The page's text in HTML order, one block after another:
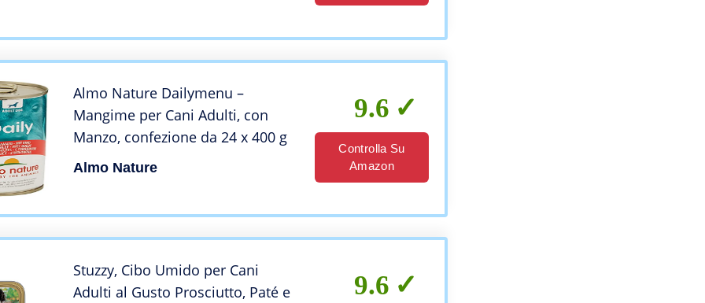
Almo Nature Dailymenu –
Mangime per Cani Adulti, con
Manzo, confezione da 24 x 400 g
Almo Nature
9.6
Controlla Su
Amazon
Stuzzy, Cibo Umido per Cani
Adulti al Gusto Prosciutto, Paté e
9.6